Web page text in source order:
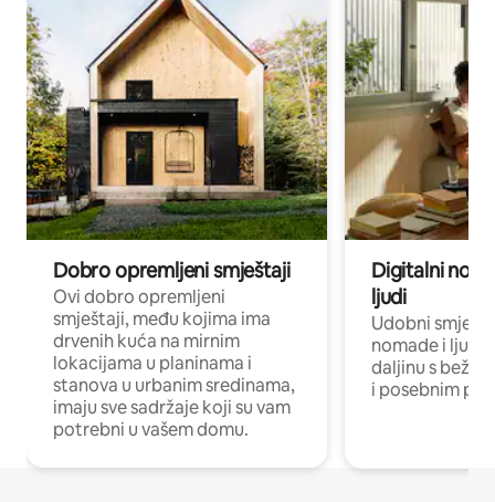
Dobro opremljeni smještaji
Ovi dobro opremljeni
smještaji, među kojima ima
drvenih kuća na mirnim
lokacijama u planinama i
stanova u urbanim sredinama,
imaju sve sadržaje koji su vam
potrebni u vašem domu.
Digitalni
ljudi
Udobni
nomade i ljude
daljinu s
i posebnim